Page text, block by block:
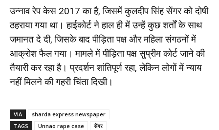
उन्नाव रेप केस 2017 का है, जिसमें कुलदीप सिंह सेंगर को दोषी
ठहराया गया था। हाईकोर्ट ने हाल ही में उन्हें कुछ शर्तों के साथ
जमानत दे दी, जिसके बाद पीड़िता पक्ष और महिला संगठनों में
आक्रोश फैल गया। मामले में पीड़िता पक्ष सुप्रीम कोर्ट जाने की
तैयारी कर रहा है। प्रदर्शन शांतिपूर्ण रहा, लेकिन लोगों में न्याय
नहीं मिलने की गहरी चिंता दिखी।
VIA
sharda express newspaper
TAGS
Unnao rape case सेंगर